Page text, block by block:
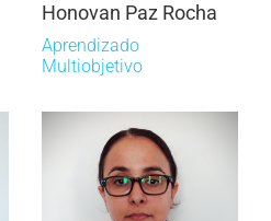
Honovan Paz Rocha
Aprendizado
Multiobjetivo